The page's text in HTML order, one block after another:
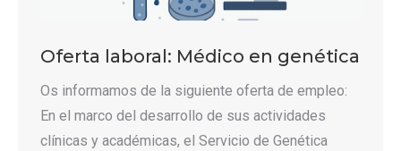
Oferta laboral: Médico en genética
Os informamos de la siguiente oferta de empleo:
En el marco del desarrollo de sus actividades
clínicas y académicas, el Servicio de Genética